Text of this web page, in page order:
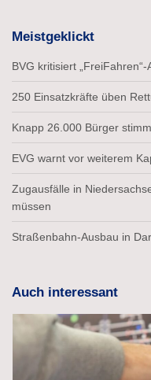
Meistgeklickt
BVG kritisiert
250 Einsatzkräfte üben
Knapp 26.000 Bürger
EVG warnt vor weiterem
Zugausfälle in
müssen
Straßenbahn-Ausbau in
Auch interessant